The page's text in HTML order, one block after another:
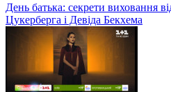
День батька: секрети виховання
Цукерберга і Девіда Бекхема